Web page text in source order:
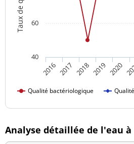
Qualité bactériologique
2016 2017 2018 2019 2020
40
60
Analyse détaillée de l'eau à